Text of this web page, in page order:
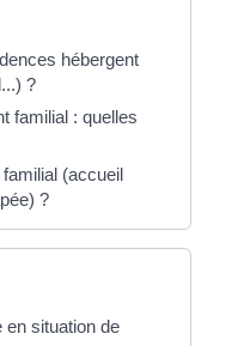
hébergent
?
familial : quelles
(accueil
?
en situation de